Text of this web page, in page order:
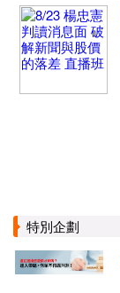
特別企劃